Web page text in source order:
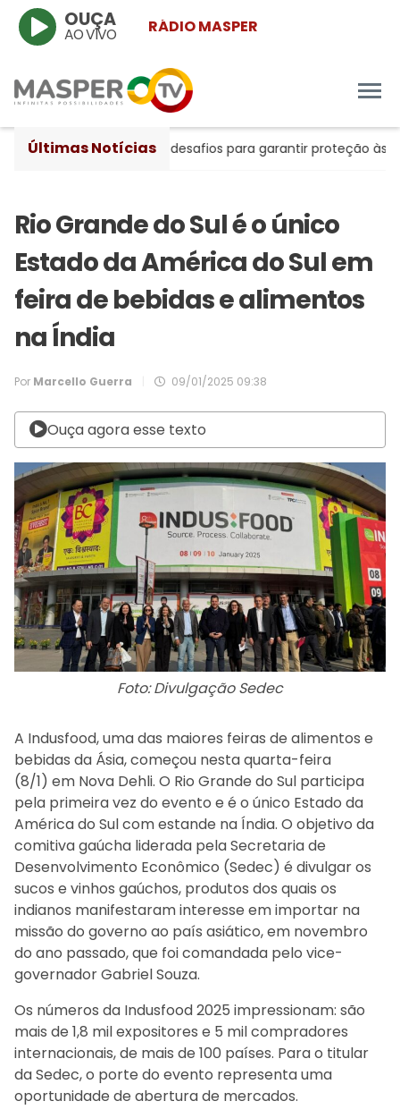
RÁDIO MASPER
OUÇA
AO VIVO
Últimas Notícias
históricos e desafios para garantir proteção às
Rio Grande do Sul é o único
Estado da América do Sul em
feira de bebidas e alimentos
na Índia
Por Marcello Guerra 09/01/2025 09:38
Ouça agora esse texto
Foto: Divulgação Sedec
A Indusfood, uma das maiores feiras de alimentos e
bebidas da Ásia, começou nesta quarta-feira
(8/1) em Nova Dehli. O Rio Grande do Sul participa
pela primeira vez do evento e é o único Estado da
América do Sul com estande na Índia. O objetivo da
comitiva gaúcha liderada pela Secretaria de
Desenvolvimento Econômico (Sedec) é divulgar os
sucos e vinhos gaúchos, produtos dos quais os
indianos manifestaram interesse em importar na
missão do governo ao país asiático, em novembro
do ano passado, que foi comandada pelo vice-
governador Gabriel Souza.
Os números da Indusfood 2025 impressionam: são
mais de 1,8 mil expositores e 5 mil compradores
internacionais, de mais de 100 países. Para o titular
da Sedec, o porte do evento representa uma
oportunidade de abertura de mercados.